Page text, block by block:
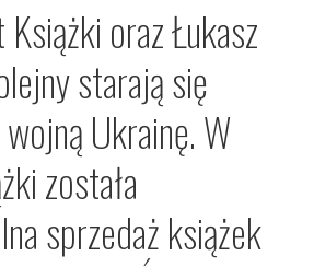
oraz Łukasz
starają się
Ukrainę. W
została
sprzedaż książek